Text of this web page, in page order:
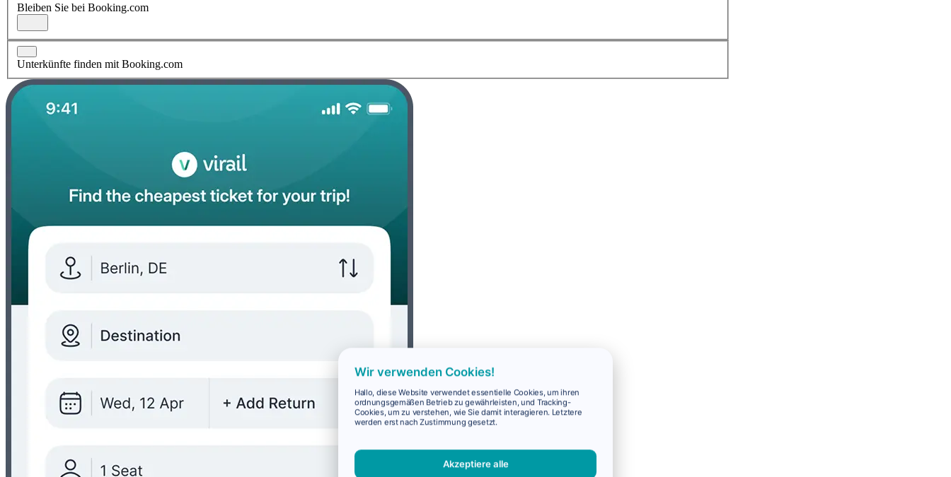
Bleiben Sie bei Booking.com
Unterkünfte finden mit Booking.com
Wir verwenden Cookies!
Hallo, diese Website verwendet essentielle Cookies, um ihren
ordnungsgemäßen Betrieb zu gewährleisten, und Tracking-
Cookies, um zu verstehen, wie Sie damit interagieren. Letztere
werden erst nach Zustimmung gesetzt.
Akzeptiere alle